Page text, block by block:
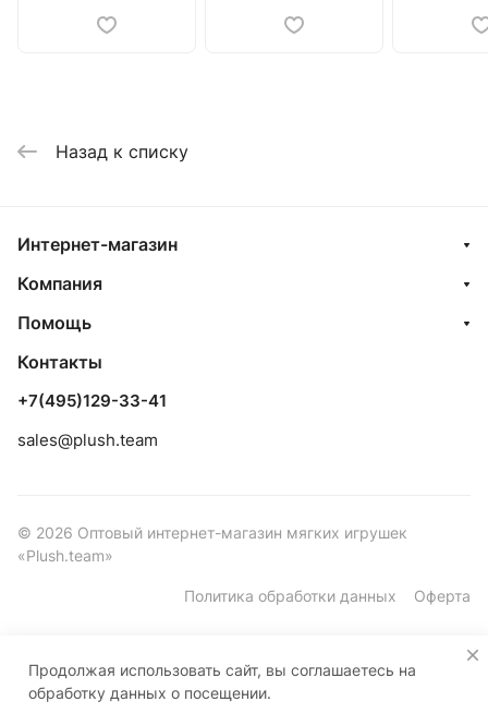
Назад к списку
Интернет-магазин
Компания
Помощь
Контакты
+7(495)129-33-41
sales@plush.team
© 2026 Оптовый интернет-магазин мягких игрушек
«Plush.team»
Политика обработки данных Оферта
Продолжая использовать сайт, вы соглашаетесь на
обработку данных о посещении.